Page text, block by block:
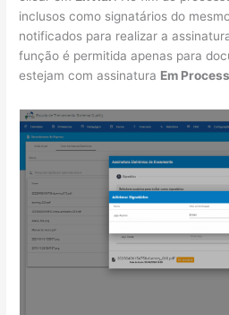
inclusos como signatários do
notificados para realizar a
função é permitida apenas para
estejam com assinatura Em